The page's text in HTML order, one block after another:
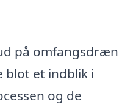
på omfangsdræn
blot et indblik i
og de